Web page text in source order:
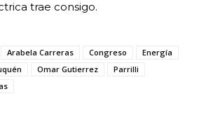
trae consigo.
Arabela Carreras Congreso
Energía
Omar Gutierrez
Parrilli